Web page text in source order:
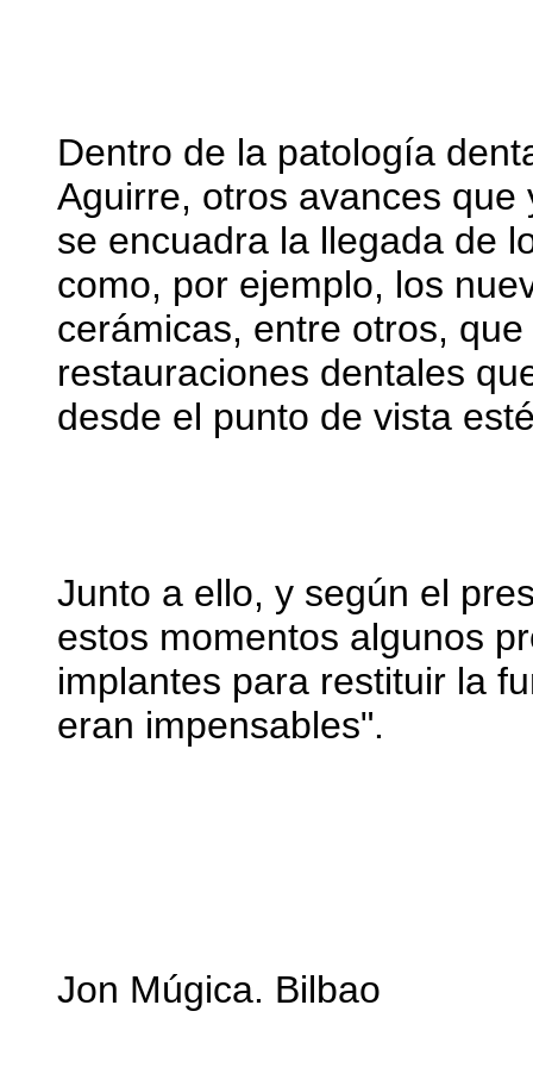
Dentro de la patología
Aguirre, otros avances
se encuadra la llegada de
como, por ejemplo, los
cerámicas, entre otros,
restauraciones dentales
desde el punto de vista
Junto a ello, y según el
estos momentos algunos
implantes para restituir la
eran impensables".
Jon Múgica. Bilbao